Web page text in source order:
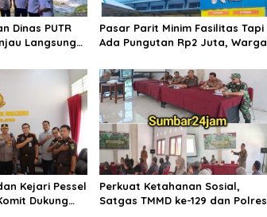
Dinas PUTR
Langsung
​Pasar Parit Minim Fasilitas Tapi
Ada Pungutan Rp2 Juta, Warga
Turun Tangan
Kejari Pessel
Dukung
Perkuat Ketahanan Sosial,
Satgas TMMD ke-129 dan Polres